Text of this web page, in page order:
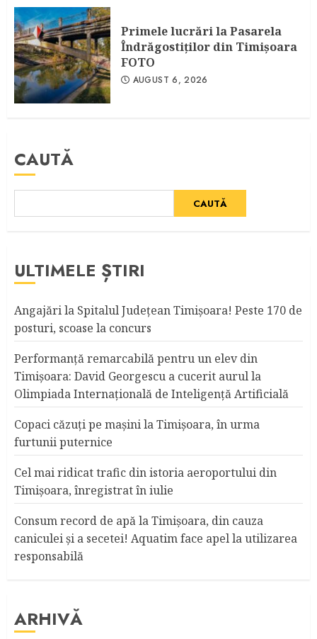
Primele lucrări la Pasarela
Îndrăgostiţilor din Timişoara
FOTO
AUGUST 6, 2026
CAUTĂ
CAUTĂ
ULTIMELE ȘTIRI
Angajări la Spitalul Judeţean Timişoara! Peste 170 de
posturi, scoase la concurs
Performanță remarcabilă pentru un elev din
Timișoara: David Georgescu a cucerit aurul la
Olimpiada Internațională de Inteligență Artificială
Copaci căzuţi pe maşini la Timişoara, în urma
furtunii puternice
Cel mai ridicat trafic din istoria aeroportului din
Timişoara, înregistrat în iulie
Consum record de apă la Timişoara, din cauza
caniculei şi a secetei! Aquatim face apel la utilizarea
responsabilă
ARHIVĂ